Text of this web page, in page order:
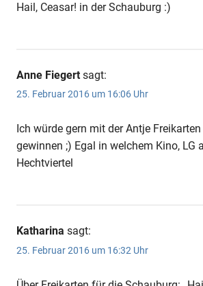
Hail, Ceasar! in der Schauburg :)
Anne Fiegert sagt:
25. Februar 2016 um 16:06 Uhr
Ich würde gern mit der Antje
gewinnen ;) Egal in welchem Kino, LG
Hechtviertel
Katharina sagt:
25. Februar 2016 um 16:32 Uhr